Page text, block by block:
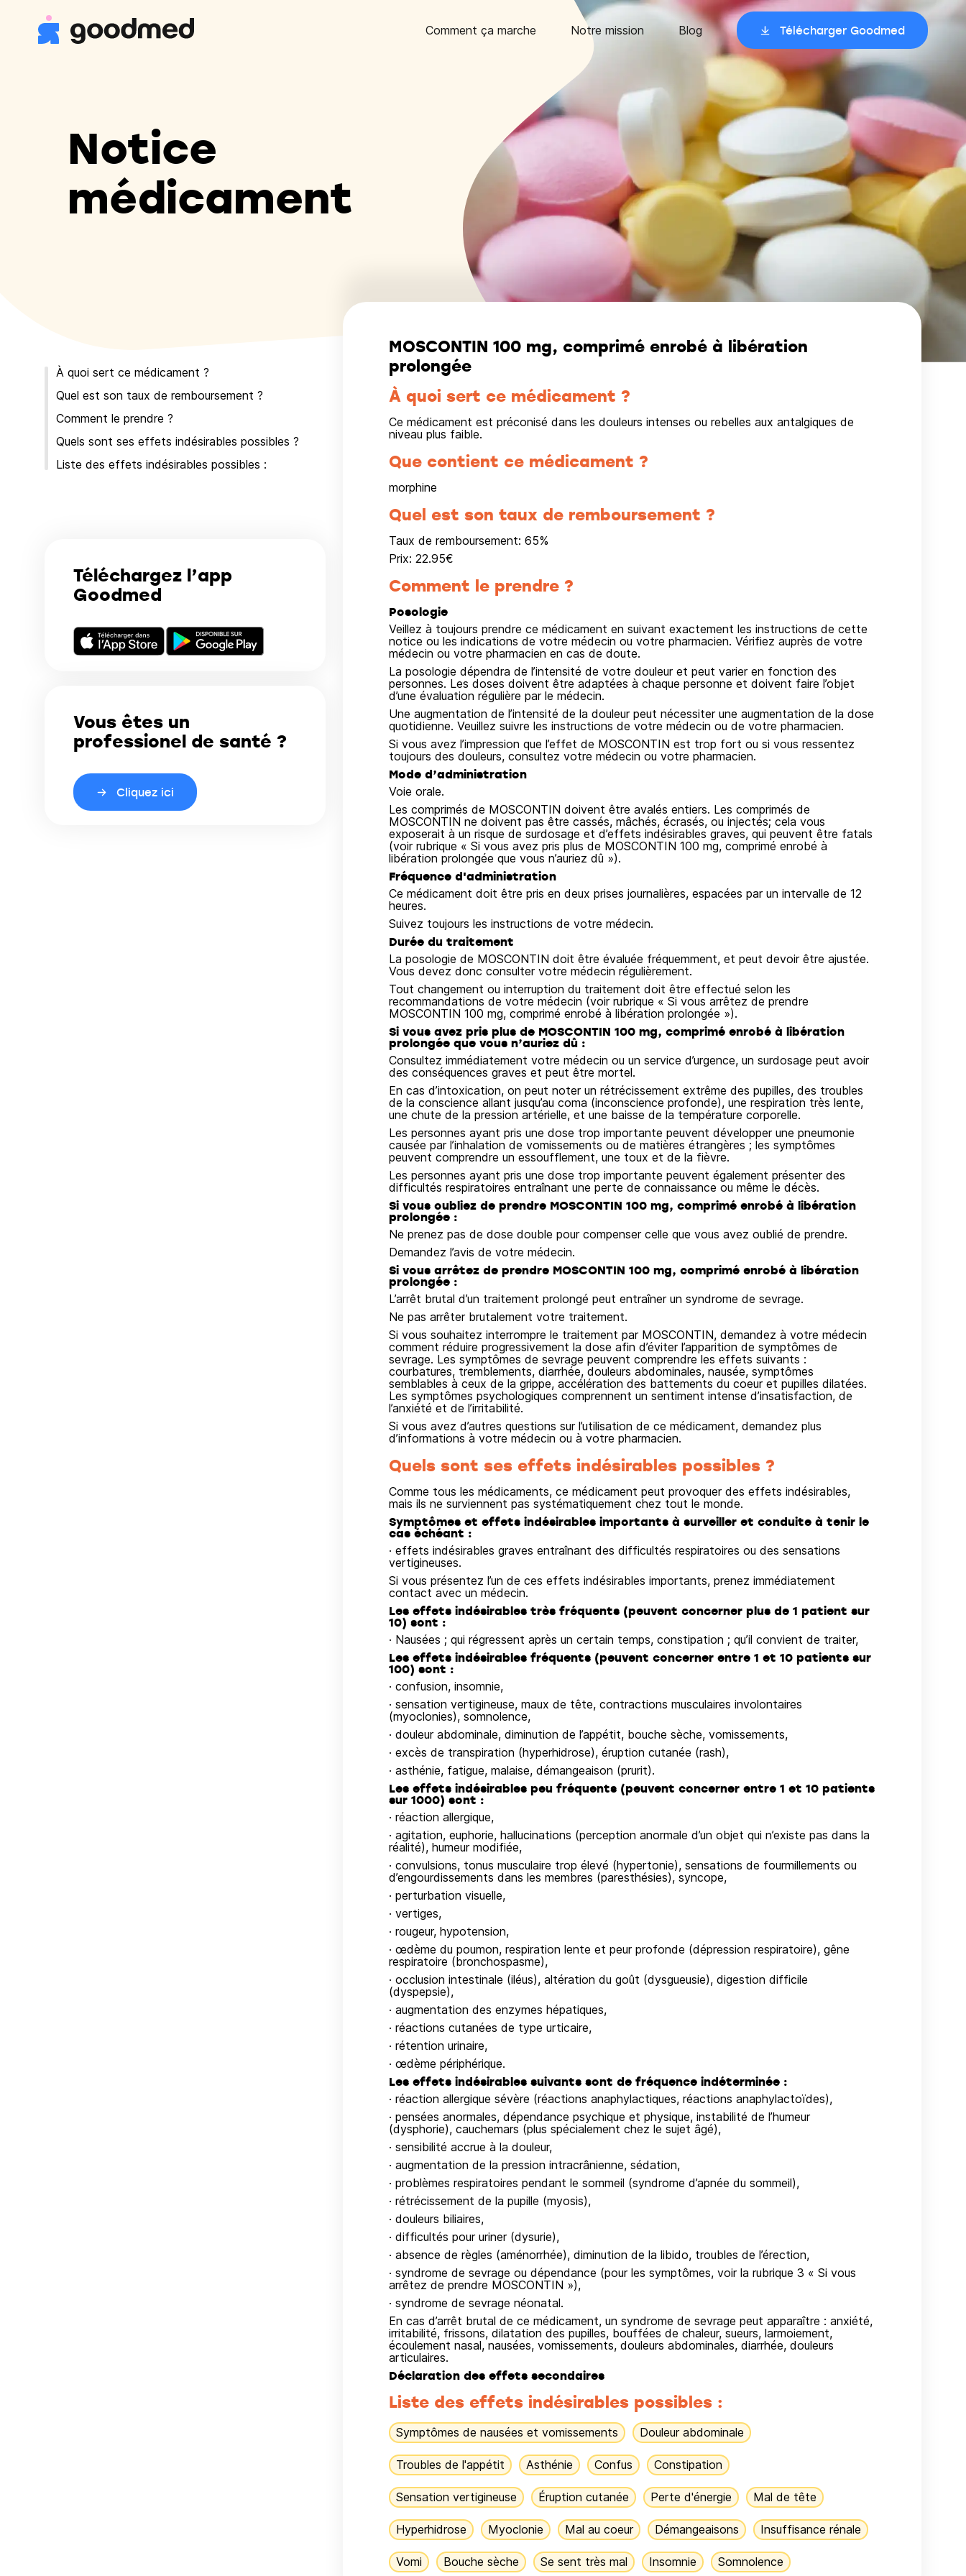
Comment ça marche Notre mission Blog Télécharger Goodmed
Notice
médicament
À quoi sert ce médicament ?
Quel est son taux de remboursement ?
Comment le prendre ?
Quels sont ses effets indésirables possibles ?
Liste des effets indésirables possibles :
Téléchargez l’app
Goodmed
Vous êtes un
professionel de santé ?
Cliquez ici
MOSCONTIN 100 mg, comprimé enrobé à libération
prolongée
À quoi sert ce médicament ?
Ce médicament est préconisé dans les douleurs intenses ou rebelles aux antalgiques de
niveau plus faible.
Que contient ce médicament ?
morphine
Quel est son taux de remboursement ?
Taux de remboursement: 65%
Prix: 22.95€
Comment le prendre ?
Posologie
Veillez à toujours prendre ce médicament en suivant exactement les instructions de cette
notice ou les indications de votre médecin ou votre pharmacien. Vérifiez auprès de votre
médecin ou votre pharmacien en cas de doute.
La posologie dépendra de l’intensité de votre douleur et peut varier en fonction des
personnes. Les doses doivent être adaptées à chaque personne et doivent faire l’objet
d’une évaluation régulière par le médecin.
Une augmentation de l’intensité de la douleur peut nécessiter une augmentation de la dose
quotidienne. Veuillez suivre les instructions de votre médecin ou de votre pharmacien.
Si vous avez l’impression que l’effet de MOSCONTIN est trop fort ou si vous ressentez
toujours des douleurs, consultez votre médecin ou votre pharmacien.
Mode d’administration
Voie orale.
Les comprimés de MOSCONTIN doivent être avalés entiers. Les comprimés de
MOSCONTIN ne doivent pas être cassés, mâchés, écrasés, ou injectés; cela vous
exposerait à un risque de surdosage et d’effets indésirables graves, qui peuvent être fatals
(voir rubrique « Si vous avez pris plus de MOSCONTIN 100 mg, comprimé enrobé à
libération prolongée que vous n’auriez dû »).
Fréquence d'administration
Ce médicament doit être pris en deux prises journalières, espacées par un intervalle de 12
heures.
Suivez toujours les instructions de votre médecin.
Durée du traitement
La posologie de MOSCONTIN doit être évaluée fréquemment, et peut devoir être ajustée.
Vous devez donc consulter votre médecin régulièrement.
Tout changement ou interruption du traitement doit être effectué selon les
recommandations de votre médecin (voir rubrique « Si vous arrêtez de prendre
MOSCONTIN 100 mg, comprimé enrobé à libération prolongée »).
Si vous avez pris plus de MOSCONTIN 100 mg, comprimé enrobé à libération
prolongée que vous n’auriez dû :
Consultez immédiatement votre médecin ou un service d’urgence, un surdosage peut avoir
des conséquences graves et peut être mortel.
En cas d’intoxication, on peut noter un rétrécissement extrême des pupilles, des troubles
de la conscience allant jusqu’au coma (inconscience profonde), une respiration très lente,
une chute de la pression artérielle, et une baisse de la température corporelle.
Les personnes ayant pris une dose trop importante peuvent développer une pneumonie
causée par l’inhalation de vomissements ou de matières étrangères ; les symptômes
peuvent comprendre un essoufflement, une toux et de la fièvre.
Les personnes ayant pris une dose trop importante peuvent également présenter des
difficultés respiratoires entraînant une perte de connaissance ou même le décès.
Si vous oubliez de prendre MOSCONTIN 100 mg, comprimé enrobé à libération
prolongée :
Ne prenez pas de dose double pour compenser celle que vous avez oublié de prendre.
Demandez l’avis de votre médecin.
Si vous arrêtez de prendre MOSCONTIN 100 mg, comprimé enrobé à libération
prolongée :
L’arrêt brutal d’un traitement prolongé peut entraîner un syndrome de sevrage.
Ne pas arrêter brutalement votre traitement.
Si vous souhaitez interrompre le traitement par MOSCONTIN, demandez à votre médecin
comment réduire progressivement la dose afin d’éviter l’apparition de symptômes de
sevrage. Les symptômes de sevrage peuvent comprendre les effets suivants :
courbatures, tremblements, diarrhée, douleurs abdominales, nausée, symptômes
semblables à ceux de la grippe, accélération des battements du coeur et pupilles dilatées.
Les symptômes psychologiques comprennent un sentiment intense d’insatisfaction, de
l’anxiété et de l’irritabilité.
Si vous avez d’autres questions sur l’utilisation de ce médicament, demandez plus
d’informations à votre médecin ou à votre pharmacien.
Quels sont ses effets indésirables possibles ?
Comme tous les médicaments, ce médicament peut provoquer des effets indésirables,
mais ils ne surviennent pas systématiquement chez tout le monde.
Symptômes et effets indésirables importants à surveiller et conduite à tenir le
cas échéant :
· effets indésirables graves entraînant des difficultés respiratoires ou des sensations
vertigineuses.
Si vous présentez l’un de ces effets indésirables importants, prenez immédiatement
contact avec un médecin.
Les effets indésirables très fréquents (peuvent concerner plus de 1 patient sur
10) sont :
· Nausées ; qui régressent après un certain temps, constipation ; qu’il convient de traiter,
Les effets indésirables fréquents (peuvent concerner entre 1 et 10 patients sur
100) sont :
· confusion, insomnie,
· sensation vertigineuse, maux de tête, contractions musculaires involontaires
(myoclonies), somnolence,
· douleur abdominale, diminution de l’appétit, bouche sèche, vomissements,
· excès de transpiration (hyperhidrose), éruption cutanée (rash),
· asthénie, fatigue, malaise, démangeaison (prurit).
Les effets indésirables peu fréquents (peuvent concerner entre 1 et 10 patients
sur 1000) sont :
· réaction allergique,
· agitation, euphorie, hallucinations (perception anormale d’un objet qui n’existe pas dans la
réalité), humeur modifiée,
· convulsions, tonus musculaire trop élevé (hypertonie), sensations de fourmillements ou
d’engourdissements dans les membres (paresthésies), syncope,
· perturbation visuelle,
· vertiges,
· rougeur, hypotension,
· œdème du poumon, respiration lente et peur profonde (dépression respiratoire), gêne
respiratoire (bronchospasme),
· occlusion intestinale (iléus), altération du goût (dysgueusie), digestion difficile
(dyspepsie),
· augmentation des enzymes hépatiques,
· réactions cutanées de type urticaire,
· rétention urinaire,
· œdème périphérique.
Les effets indésirables suivants sont de fréquence indéterminée :
· réaction allergique sévère (réactions anaphylactiques, réactions anaphylactoïdes),
· pensées anormales, dépendance psychique et physique, instabilité de l’humeur
(dysphorie), cauchemars (plus spécialement chez le sujet âgé),
· sensibilité accrue à la douleur,
· augmentation de la pression intracrânienne, sédation,
· problèmes respiratoires pendant le sommeil (syndrome d’apnée du sommeil),
· rétrécissement de la pupille (myosis),
· douleurs biliaires,
· difficultés pour uriner (dysurie),
· absence de règles (aménorrhée), diminution de la libido, troubles de l’érection,
· syndrome de sevrage ou dépendance (pour les symptômes, voir la rubrique 3 « Si vous
arrêtez de prendre MOSCONTIN »),
· syndrome de sevrage néonatal.
En cas d’arrêt brutal de ce médicament, un syndrome de sevrage peut apparaître : anxiété,
irritabilité, frissons, dilatation des pupilles, bouffées de chaleur, sueurs, larmoiement,
écoulement nasal, nausées, vomissements, douleurs abdominales, diarrhée, douleurs
articulaires.
Déclaration des effets secondaires
Liste des effets indésirables possibles :
Symptômes de nausées et vomissements Douleur abdominale
Troubles de l'appétit Asthénie Confus Constipation
Sensation vertigineuse Éruption cutanée Perte d'énergie Mal de tête
Hyperhidrose Myoclonie Mal au coeur Démangeaisons Insuffisance rénale
Vomi Bouche sèche Se sent très mal Insomnie Somnolence